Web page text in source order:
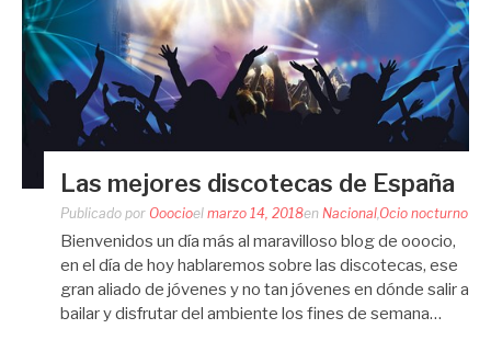
Las mejores discotecas de España
Publicado por Ooocioel marzo 14, 2018en Nacional Ocio nocturno
Bienvenidos un día más al maravilloso blog de ooocio,
en el día de hoy hablaremos sobre las discotecas, ese
gran aliado de jóvenes y no tan jóvenes en dónde salir a
bailar y disfrutar del ambiente los fines de semana…